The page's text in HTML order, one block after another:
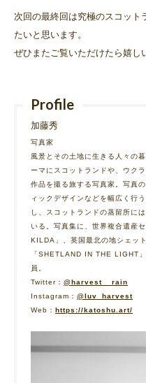
次回の最終回は究極のスコット
たいと思います。
ぜひまたご覧いただけたら嬉し
Profile
加藤秀
写真家
風景とその土地に生きる人々の
ーマにスコットランドや、ウク
作品を撮る旅する写真家。写真
ィックデザインなどを幅広く行
し、スコットランドの蒸留所に
いる。写真集に、世界複合遺産
KILDA」、英国最北の地シェッ
「SHETLAND IN THE LIGHT
員。
Twitter： @harvest__rain
Instagram： @luv_harvest
Web： https://katoshu.art/